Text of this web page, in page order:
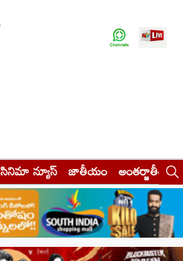
సినిమా న్యూస్ జాతీయం అంతర్జాతీయం